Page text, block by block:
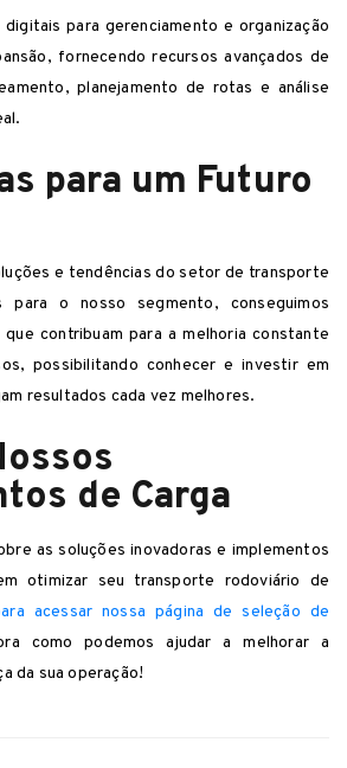
para gerenciamento e organização
fornecendo recursos avançados de
planejamento de rotas e análise
para um Futuro
e tendências do setor de transporte
para o nosso segmento, conseguimos
contribuam para a melhoria constante
possibilitando conhecer e investir em
resultados cada vez melhores.
de Carga
as soluções inovadoras e implementos
otimizar seu transporte rodoviário de
acessar nossa página de seleção de
como podemos ajudar a melhorar a
da sua operação!